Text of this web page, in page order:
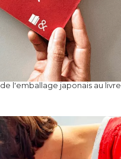
de l'emballage japonais au livre